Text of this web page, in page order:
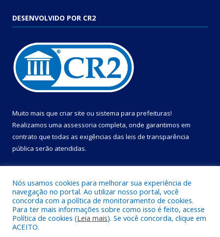
DESENVOLVIDO POR CR2
Muito mais que criar site ou sistema para prefeituras!
Realizamos uma assessoria completa, onde garantimos em
contrato que todas as exigências das leis de transparência
pública serão atendidas.
Todos os direitos reservados a Câmara Municipal de Cametá.
Nós usamos cookies para melhorar sua experiência de
navegação no portal. Ao utilizar nosso portal, você
concorda com a política de monitoramento de cookies.
Para ter mais informações sobre como isso é feito, acesse
Política de cookies (Leia mais). Se você concorda, clique em
ACEITO.